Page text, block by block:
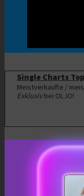
Single Charts
Meistverkaufte /
Exklusivbei OLJO!